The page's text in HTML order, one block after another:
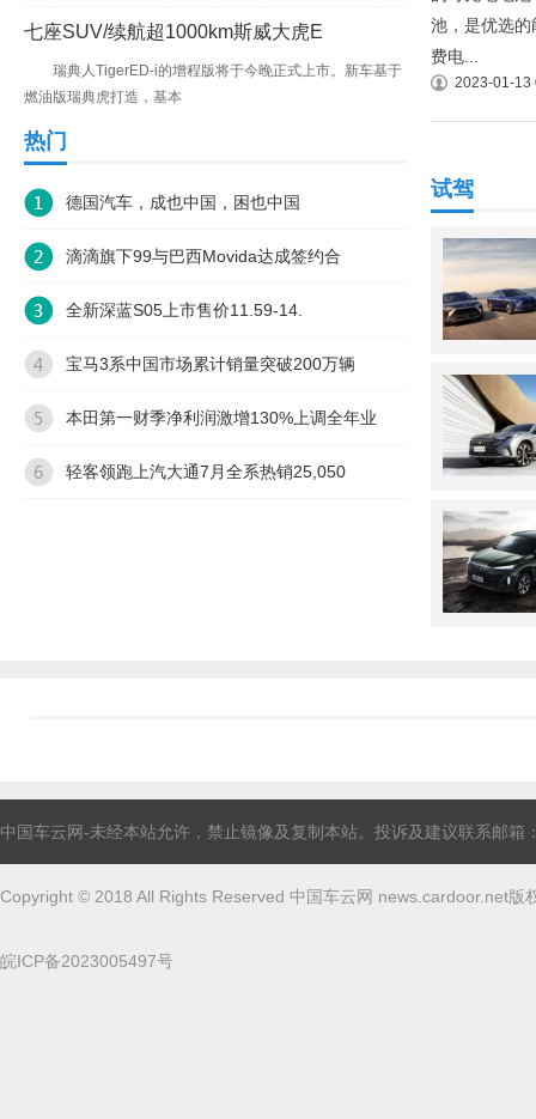
池，是优选
费电...
2023-01-13
试驾
七座SUV/续航超1000km斯威大虎E
瑞典人TigerED-i的增程版将于今晚正式上市。新车基于
燃油版瑞典虎打造，基本
热门
德国汽车，成也中国，困也中国
滴滴旗下99与巴西Movida达成签约合
全新深蓝S05上市售价11.59-14.
宝马3系中国市场累计销量突破200万辆
本田第一财季净利润激增130%上调全年业
轻客领跑上汽大通7月全系热销25,050
中国车云网-未经本站允许，禁止镜像及复制本站。投诉及建议联系邮箱
Copyright © 2018 All Rights Reserved 中国车云网 news.cardoor.net版
皖ICP备2023005497号